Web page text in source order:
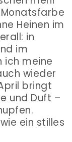
Heinen im
in
im
ich meine
wieder
bringt
und Duft –
ein stilles